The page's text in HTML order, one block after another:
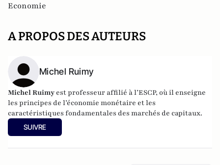
Economie
A PROPOS DES AUTEURS
Michel Ruimy
Michel Ruimy est professeur affilié à l’ESCP, où il enseigne
les principes de l’économie monétaire et les
caractéristiques fondamentales des marchés de capitaux.
SUIVRE